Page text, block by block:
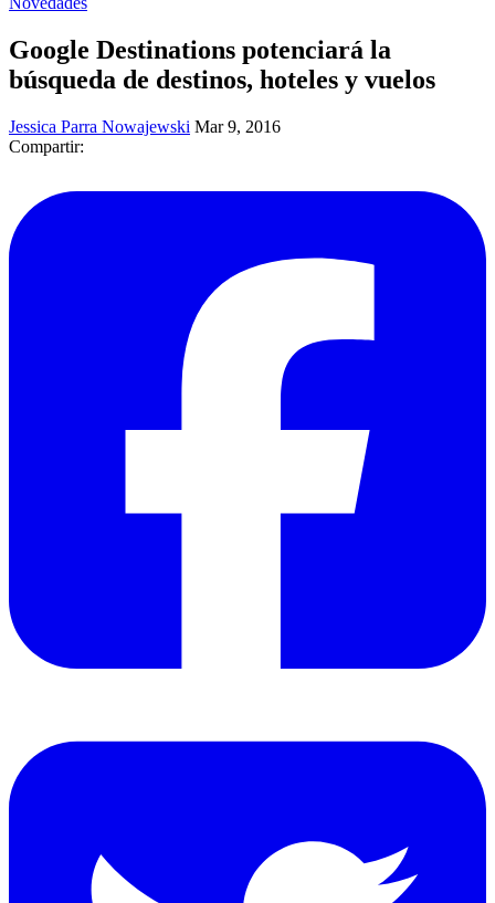
Google Destinations potenciará la
búsqueda de destinos, hoteles y vuelos
Jessica Parra Nowajewski Mar 9, 2016
Compartir: